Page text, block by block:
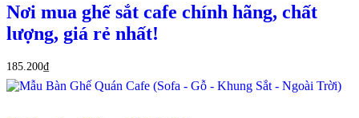
Nơi mua ghế sắt cafe chính hãng, chất
lượng, giá rẻ nhất!
185.200₫